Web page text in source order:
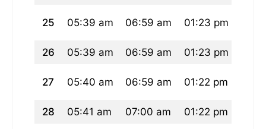
25 05:39 am 06:59 am 01:23 pm
26 05:39 am 06:59 am 01:23 pm
27 05:40 am 06:59 am 01:22 pm
28 05:41 am 07:00 am 01:22 pm